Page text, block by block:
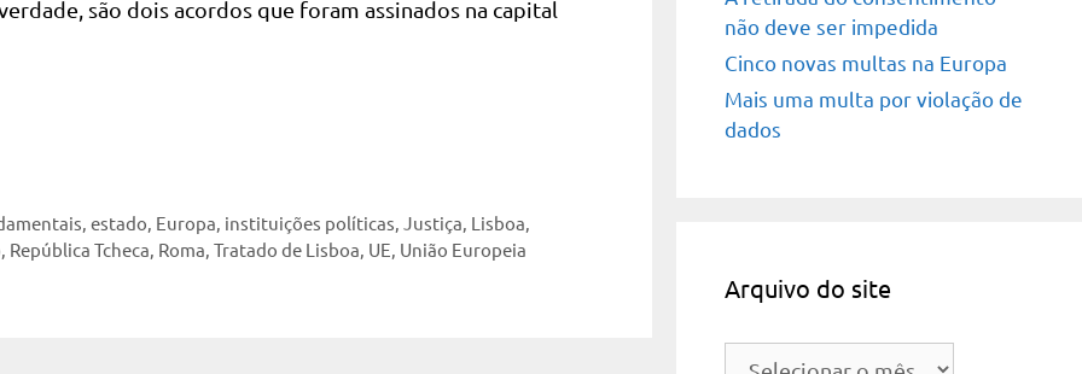
são dois acordos que foram assinados na capital
,estado, Europa, instituições políticas,Justiça, Lisboa,
, República Tcheca, Roma, Tratado de Lisboa, UE, União Europeia
não deve ser impedida
Cinco novas multas na Europa
Mais uma multa por violação de
dados
Arquivo do site
Arquivo